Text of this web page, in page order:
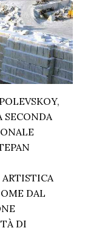
SECONDA
DAL
DI